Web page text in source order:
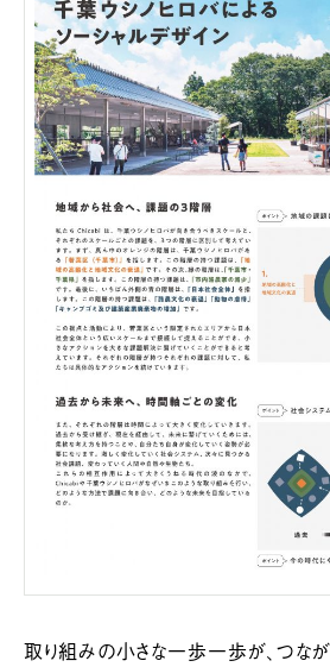
取り組みの小さな一歩一歩が、つな